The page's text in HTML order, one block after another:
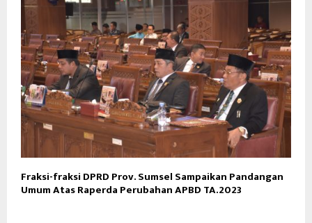
Fraksi-fraksi DPRD Prov. Sumsel Sampaikan Pandangan
Umum Atas Raperda Perubahan APBD TA.2023